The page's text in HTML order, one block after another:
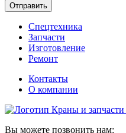
Отправить
Спецтехника
Запчасти
Изготовление
Ремонт
Контакты
О компании
Вы можете позвонить нам: